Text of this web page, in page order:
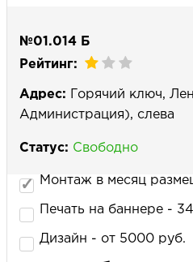
№01.014 Б
Рейтинг:
Адрес: Горячий ключ,
Администрация), слева
Статус: Свободно
Монтаж в месяц
Печать на баннере -
Дизайн - от 5000 руб.